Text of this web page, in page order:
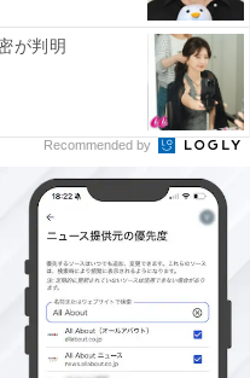
が判明
Recommended by